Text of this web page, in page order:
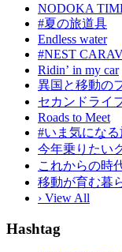
NODOKA
#夏の旅道具
Endless water
#NEST
Ridinʼ in my car
異国と移動の
セカンドライ
Roads to Meet
#いま気にな
今年乗りたい
これからの時
移動が育む暮
› View All
Hashtag